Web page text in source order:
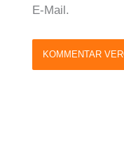
E-Mail.